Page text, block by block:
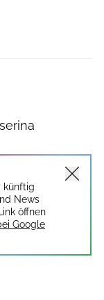
künftig
News
öffnen
Google